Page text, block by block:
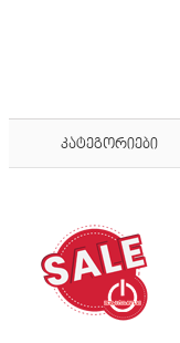
კატეგორიები